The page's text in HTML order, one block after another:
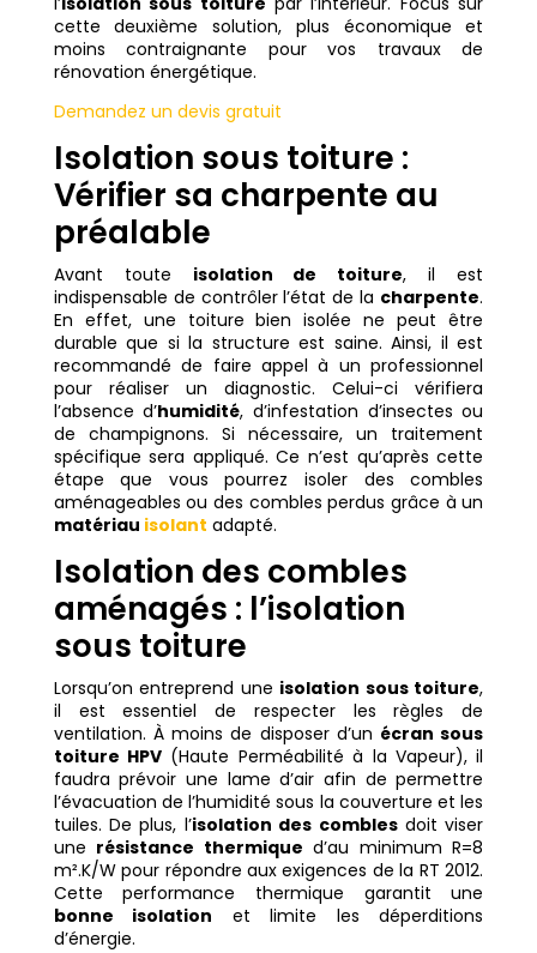
cette deuxième solution, plus économique et
moins contraignante pour vos travaux de
rénovation énergétique.
Demandez un devis gratuit
Isolation sous toiture :
Vérifier sa charpente au
préalable
Avant toute isolation de toiture, il est
indispensable de contrôler l’état de la charpente.
En effet, une toiture bien isolée ne peut être
durable que si la structure est saine. Ainsi, il est
recommandé de faire appel à un professionnel
pour réaliser un diagnostic. Celui-ci vérifiera
l’absence d’humidité, d’infestation d’insectes ou
de champignons. Si nécessaire, un traitement
spécifique sera appliqué. Ce n’est qu’après cette
étape que vous pourrez isoler des combles
aménageables ou des combles perdus grâce à un
matériau isolant adapté.
Isolation des combles
aménagés : l’isolation
sous toiture
Lorsqu’on entreprend une isolation sous toiture,
il est essentiel de respecter les règles de
ventilation. À moins de disposer d’un écran sous
toiture HPV (Haute Perméabilité à la Vapeur), il
faudra prévoir une lame d’air afin de permettre
l’évacuation de l’humidité sous la couverture et les
tuiles. De plus, l’isolation des comblesdoit viser
une résistance thermique d’au minimum R=8
m².K/W pour répondre aux exigences de la RT 2012.
Cette performance thermique garantit une
bonne isolation et limite les déperditions
d’énergie.